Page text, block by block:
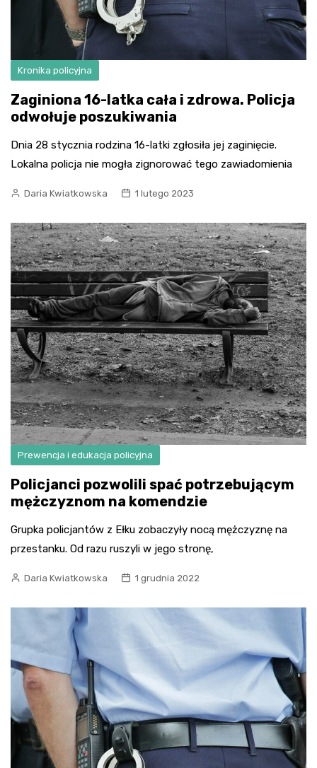
Kronika policyjna
Zaginiona 16-latka cała i zdrowa. Policja
odwołuje poszukiwania
Dnia 28 stycznia rodzina 16-latki zgłosiła jej zaginięcie.
Lokalna policja nie mogła zignorować tego zawiadomienia
Daria Kwiatkowska 1 lutego 2023
Prewencja i edukacja policyjna
Policjanci pozwolili spać potrzebującym
mężczyznom na komendzie
Grupka policjantów z Ełku zobaczyły nocą mężczyznę na
przestanku. Od razu ruszyli w jego stronę,
Daria Kwiatkowska 1 grudnia 2022